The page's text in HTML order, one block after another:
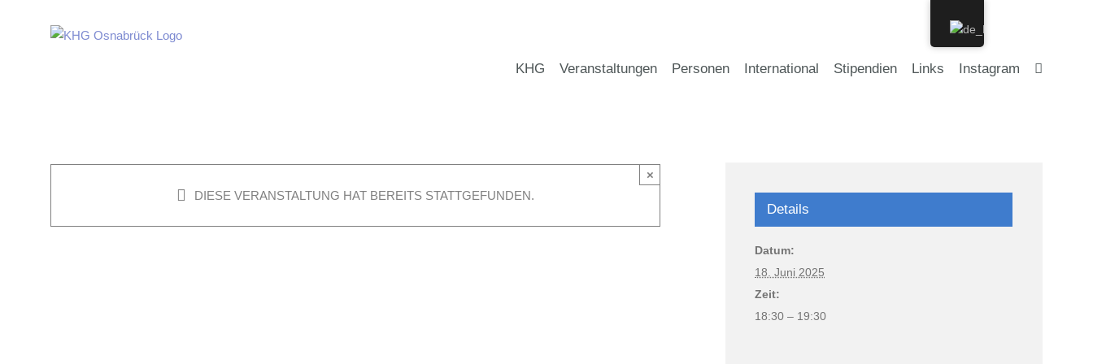
KHG Veranstaltungen Personen International Stipendien Links Instagram
DIESE VERANSTALTUNG HAT BEREITS STATTGEFUNDEN.
×
Details
Datum:
18. Juni 2025
Zeit:
18:30 – 19:30